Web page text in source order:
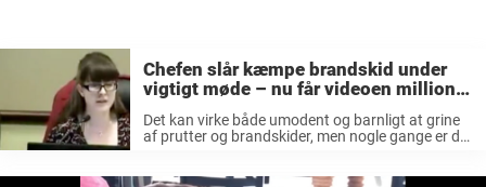
Chefen slår kæmpe brandskid under
vigtigt møde – nu får videoen millioner
Det kan virke både umodent og barnligt at grine
af prutter og brandskider, men nogle gange er det